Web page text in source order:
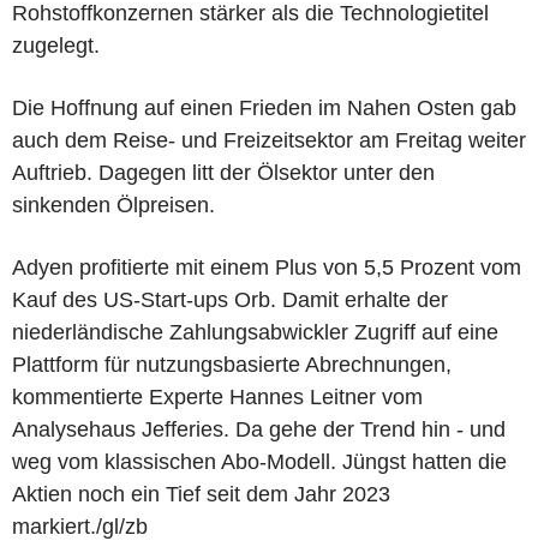
Rohstoffkonzernen stärker als die Technologietitel
zugelegt.
Die Hoffnung auf einen Frieden im Nahen Osten gab
auch dem Reise- und Freizeitsektor am Freitag weiter
Auftrieb. Dagegen litt der Ölsektor unter den
sinkenden Ölpreisen.
Adyen profitierte mit einem Plus von 5,5 Prozent vom
Kauf des US-Start-ups Orb. Damit erhalte der
niederländische Zahlungsabwickler Zugriff auf eine
Plattform für nutzungsbasierte Abrechnungen,
kommentierte Experte Hannes Leitner vom
Analysehaus Jefferies. Da gehe der Trend hin - und
weg vom klassischen Abo-Modell. Jüngst hatten die
Aktien noch ein Tief seit dem Jahr 2023
markiert./gl/zb